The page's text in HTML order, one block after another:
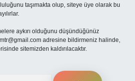
taşımakta olup, siteye üye olarak bu
aykırı olduğunu düşündüğünüz
adresine bildirmeniz halinde,
sitemizden kaldırılacaktır.